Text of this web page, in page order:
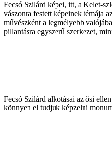
Fecsó Szilárd képei, itt, a Kelet-
vászonra festett képeinek témája
művészként a legmélyebb
pillantásra egyszerű szerkezet,
Fecsó Szilárd alkotásai az ősi
könnyen el tudjuk képzelni